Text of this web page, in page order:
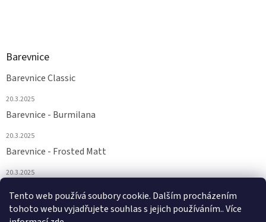
Tento web používá soubory cookie. Dalším procházením
tohoto webu vyjadřujete souhlas s jejich používáním.. Více
Barevnice
Barevnice Classic
20.3.2025
Barevnice - Burmilana
20.3.2025
Barevnice - Frosted Matt
20.3.2025
20.3.2025